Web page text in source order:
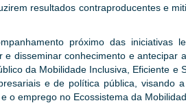
resultados contraproducentes e
próximo das iniciativas
disseminar conhecimento e antecipar
da Mobilidade Inclusiva, Eficiente e
e de política pública, visando
o emprego no Ecossistema da